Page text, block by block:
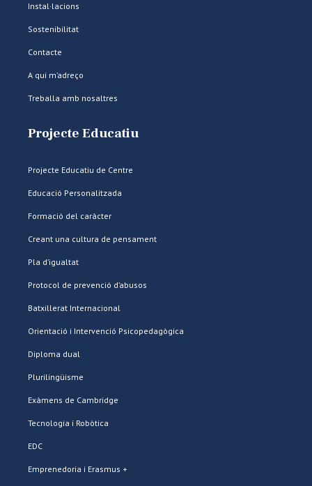
Instal·lacions
Sostenibilitat
Contacte
A qui m’adreço
Treballa amb nosaltres
Projecte Educatiu
Projecte Educatiu de Centre
Educació Personalitzada
Formació del caràcter
Creant una cultura de pensament
Pla d’igualtat
Protocol de prevenció d’abusos
Batxillerat Internacional
Orientació i Intervenció Psicopedagògica
Diploma dual
Plurilingüisme
Exàmens de Cambridge
Tecnologia i Robòtica
EDC
Emprenedoria i Erasmus +